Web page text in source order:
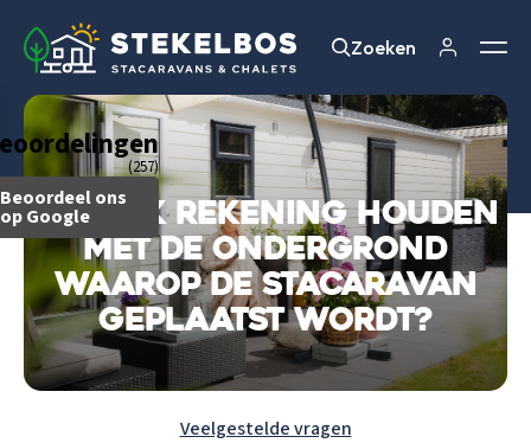
(257)
Beoordeel ons
op Google
Zoeken
Zoeken
Moet ik rekening houden
met de ondergrond
waarop de stacaravan
geplaatst wordt?
Veelgestelde vragen